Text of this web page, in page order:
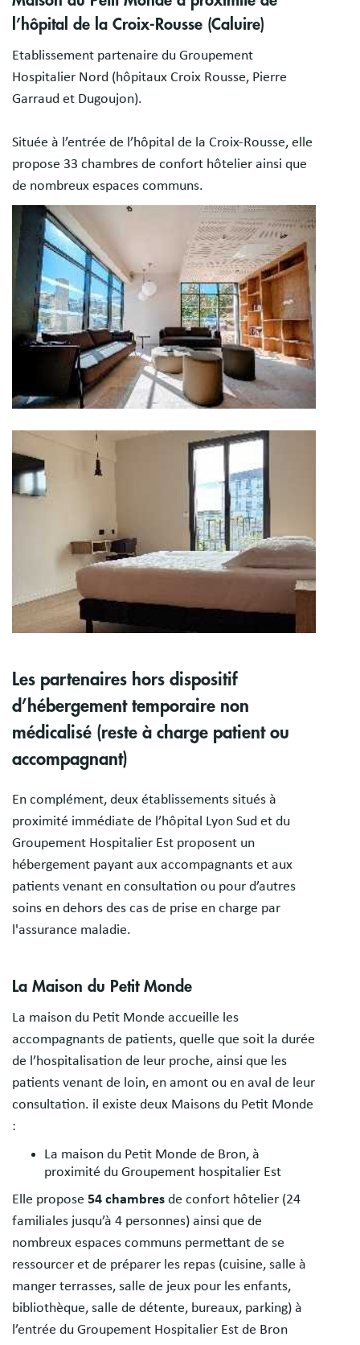
l’hôpital de la Croix-Rousse (Caluire)
Etablissement partenaire du Groupement
Hospitalier Nord (hôpitaux Croix Rousse, Pierre
Garraud et Dugoujon).
Située à l’entrée de l’hôpital de la Croix-Rousse, elle
propose 33 chambres de confort hôtelier ainsi que
de nombreux espaces communs.
Image
Image
Les partenaires hors dispositif
d’hébergement temporaire non
médicalisé (reste à charge patient ou
accompagnant)
En complément, deux établissements situés à
proximité immédiate de l’hôpital Lyon Sud et du
Groupement Hospitalier Est proposent un
hébergement payant aux accompagnants et aux
patients venant en consultation ou pour d’autres
soins en dehors des cas de prise en charge par
l'assurance maladie.
La Maison du Petit Monde
La maison du Petit Monde accueille les
accompagnants de patients, quelle que soit la durée
de l’hospitalisation de leur proche, ainsi que les
patients venant de loin, en amont ou en aval de leur
consultation. il existe deux Maisons du Petit Monde
:
La maison du Petit Monde de Bron, à
proximité du Groupement hospitalier Est
Elle propose 54 chambres de confort hôtelier (24
familiales jusqu’à 4 personnes) ainsi que de
nombreux espaces communs permettant de se
ressourcer et de préparer les repas (cuisine, salle à
manger terrasses, salle de jeux pour les enfants,
bibliothèque, salle de détente, bureaux, parking) à
l’entrée du Groupement Hospitalier Est de Bron